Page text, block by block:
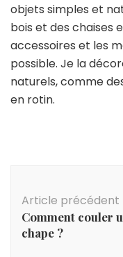
objets simples et
bois et des chaises
accessoires et les
possible. Je la
naturels, comme
en rotin.
d'article
Article précédent
Comment couler
chape ?